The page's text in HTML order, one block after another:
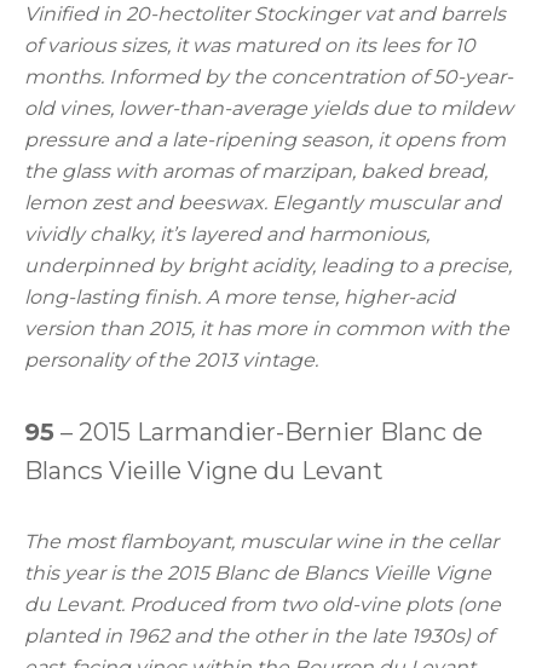
Vinified in 20-hectoliter Stockinger vat and barrels
of various sizes, it was matured on its lees for 10
months. Informed by the concentration of 50-year-
old vines, lower-than-average yields due to mildew
pressure and a late-ripening season, it opens from
the glass with aromas of marzipan, baked bread,
lemon zest and beeswax. Elegantly muscular and
vividly chalky, it’s layered and harmonious,
underpinned by bright acidity, leading to a precise,
long-lasting finish. A more tense, higher-acid
version than 2015, it has more in common with the
personality of the 2013 vintage.
95 – 2015 Larmandier-Bernier Blanc de
Blancs Vieille Vigne du Levant
The most flamboyant, muscular wine in the cellar
this year is the 2015 Blanc de Blancs Vieille Vigne
du Levant. Produced from two old-vine plots (one
planted in 1962 and the other in the late 1930s) of